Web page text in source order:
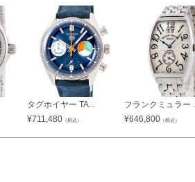
タグホイヤー TA...
¥711,480 （税込）
フランクミュラー ...
¥646,800 （税込）